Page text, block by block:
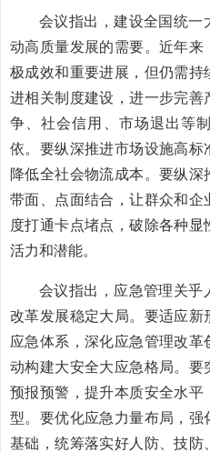
会议指出，建设全国统一
动高质量发展的需要。近年
极成效和重要进展，但仍需
进相关制度建设，进一步完
争、社会信用、市场退出等
依。要纵深推进市场设施高
降低全社会物流成本。要纵
带面、点面结合，让群众和企
度打通卡点堵点，破除各种
活力和潜能。
会议指出，应急管理关乎
改革发展稳定大局。要适应
应急体系，深化应急管理改
动构建大安全大应急格局。要
预报预警，提升本质安全水
型。要优化应急力量布局，强
基础，统筹落实好人防、技